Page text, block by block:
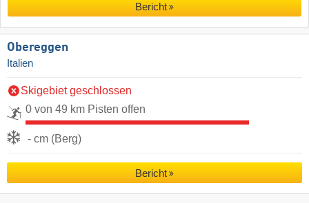
Bericht
Obereggen
Italien
Skigebiet geschlossen
0 von 49 km Pisten offen
- cm (Berg)
Bericht